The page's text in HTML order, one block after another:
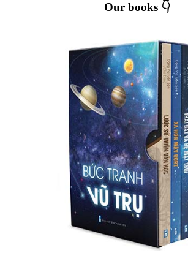
Our books 👇